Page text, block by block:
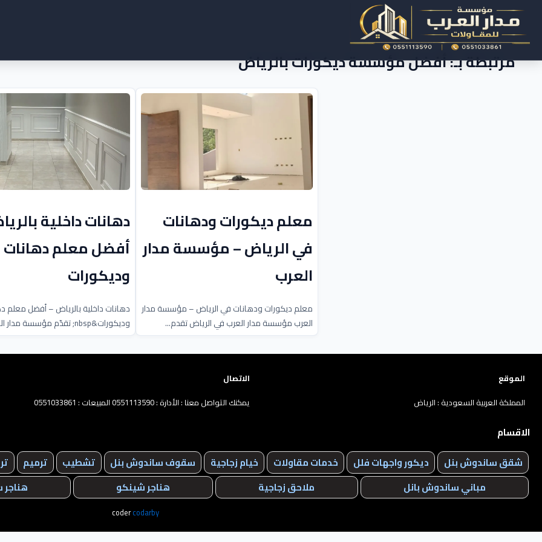
مرتبطة بـ: أفضل مؤسسة ديكورات بالرياض
معلم ديكورات ودهانات
في الرياض – مؤسسة مدار
العرب
معلم ديكورات ودهانات في الرياض – مؤسسة مدار
العرب مؤسسة مدار العرب في الرياض تقدم...
دهانات داخلية
أفضل معلم دهانات
وديكورات
دهانات داخلية بالرياض – أفضل معلم
وديكورات&nbsp; تقدّم مؤسسة مدار العرب للمق...
الموقع
الاتصال
المملكة العربية السعودية : الرياض
يمكنك التواصل معنا : الأدارة : 0551113590 المبيعات : 0551033861
الاقسام
شقق ساندوش بنل
ديكور واجهات فلل خدمات مقاولات خيام زجاجية سقوف ساندوش بنل تشطيب ترميم
مباني ساندوش بانل
ملاحق زجاجية هناجر شينكو
codercodarby